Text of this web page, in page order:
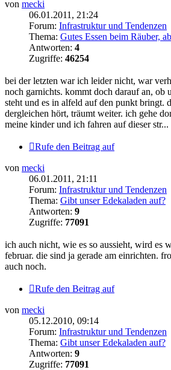
von mecki
06.01.2011, 21:24
Forum: Infrastruktur und Tendenzen
Thema: Gutes Essen beim Räuber,
Antworten: 4
Zugriffe: 46254
bei der letzten war ich leider nicht, war
noch garnichts. kommt doch darauf an, ob
steht und es in alfeld auf den punkt bringt.
dergleichen hört, träumt weiter. ich gehe
meine kinder und ich fahren auf dieser str...
Rufe den Beitrag auf
von mecki
06.01.2011, 21:11
Forum: Infrastruktur und Tendenzen
Thema: Gibt unser Edekaladen auf?
Antworten: 9
Zugriffe: 77091
ich auch nicht, wie es so aussieht, wird es
februar. die sind ja gerade am einrichten.
auch noch.
Rufe den Beitrag auf
von mecki
05.12.2010, 09:14
Forum: Infrastruktur und Tendenzen
Thema: Gibt unser Edekaladen auf?
Antworten: 9
Zugriffe: 77091